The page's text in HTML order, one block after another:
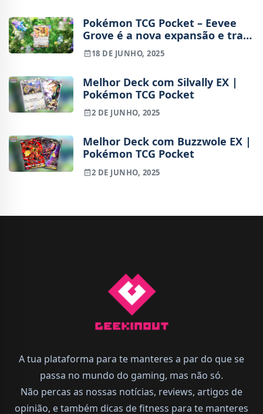
Pokémon TCG Pocket – Eevee
Grove é a nova expansão e traz
consigo todas as Eeeveelutions
18 DE JUNHO, 2025
Melhor Deck com Silvally EX |
Pokémon TCG Pocket
2 DE JUNHO, 2025
Melhor Deck com Buzzwole EX |
Pokémon TCG Pocket
2 DE JUNHO, 2025
A tua plataforma para te manteres a par do que se
passa no mundo do gaming, mas não só.
Não percas as nossas notícias, reviews, artigos de
opinião, e também dicas de fitness para te manteres